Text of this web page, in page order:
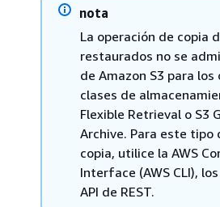
nota
La operación de copia
restaurados no se
de Amazon S3 para
clases de
Flexible Retrieval o S3
Archive. Para este tipo
copia, utilice la AWS
Interface (AWS CLI),
API de REST.